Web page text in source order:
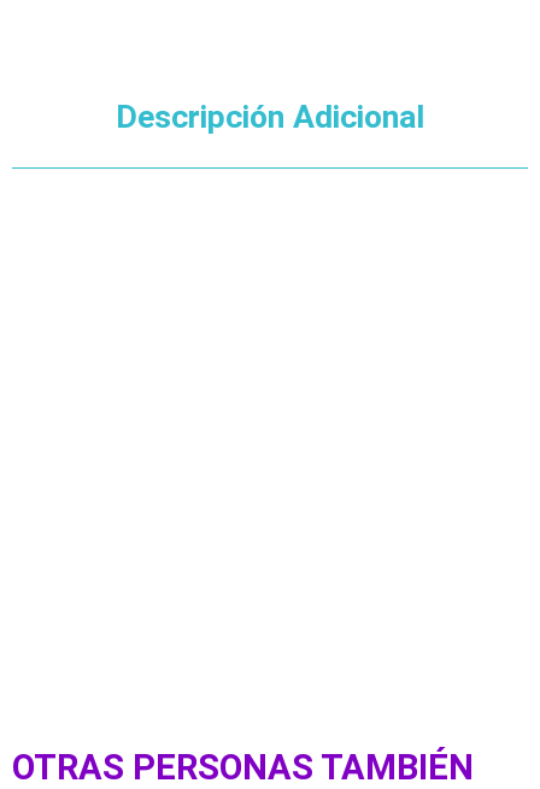
Descripción Adicional
OTRAS PERSONAS TAMBIÉN